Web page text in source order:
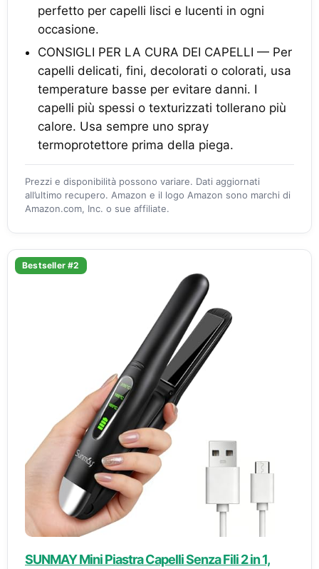
perfetto per capelli lisci e lucenti in ogni
occasione.
CONSIGLI PER LA CURA DEI CAPELLI — Per
capelli delicati, fini, decolorati o colorati, usa
temperature basse per evitare danni. I
capelli più spessi o texturizzati tollerano più
calore. Usa sempre uno spray
termoprotettore prima della piega.
Prezzi e disponibilità possono variare. Dati aggiornati
all’ultimo recupero. Amazon e il logo Amazon sono marchi di
Amazon.com, Inc. o sue affiliate.
Bestseller #2
SUNMAY Mini Piastra Capelli Senza Fili 2 in 1,